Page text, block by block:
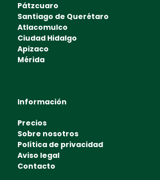
Pátzcuaro
Santiago de Querétaro
Atlacomulco
Ciudad Hidalgo
Apizaco
Mérida
Información
Precios
Sobre nosotros
Política de privacidad
Aviso legal
Contacto